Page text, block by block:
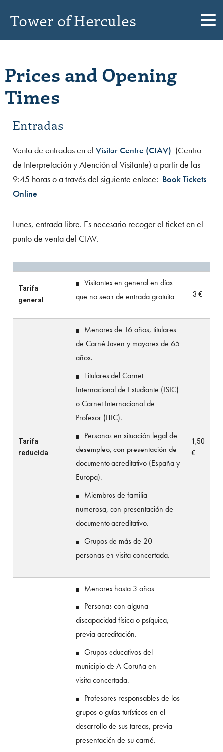
Tower of Hercules
Prices and Opening
Times
Entradas
Venta de entradas en el Visitor Centre (CIAV) (Centro
de Interpretación y Atención al Visitante) a partir de las
9:45 horas o a través del siguiente enlace: Book Tickets
Online
Lunes, entrada libre. Es necesario recoger el ticket en el
punto de venta del CIAV.
Tarifa
general
Visitantes en general en días
que no sean de entrada gratuita
3 €
Tarifa
reducida
Menores de 16 años, titulares
de Carné Joven y mayores de 65
años.
Titulares del Carnet
Internacional de Estudiante (ISIC)
o Carnet Internacional de
Profesor (ITIC).
Personas en situación legal de
desempleo, con presentación de
documento acreditativo (España y
Europa).
Miembros de familia
numerosa, con presentación de
documento acreditativo.
Grupos de más de 20
personas en visita concertada.
1,50
€
Menores hasta 3 años
Personas con alguna
discapacidad física o psíquica,
previa acreditación.
Grupos educativos del
municipio de A Coruña en
visita concertada.
Profesores responsables de los
grupos o guías turísticos en el
desarrollo de sus tareas, previa
presentación de su carné.